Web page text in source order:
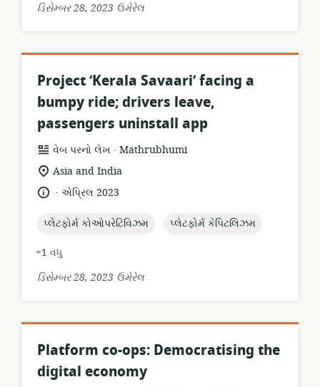
ડિસેમ્બર 28, 2023 ઉમેરેલ
Project ‘Kerala Savaari’ facing a
bumpy ride; drivers leave,
passengers uninstall app
સંસાધન
બંધારણ:
વેબ પરનો લેખ .
પ્રકાશક:
Mathrubhumi
સુસંગતતા
સ્થાન:
Asia and India
ભાષા:.
પ્રકાશન
એપ્રિલ 2023
topic:
પ્લેટફોર્મ કોઓપરેટિવિઝમ topic:
પ્લેટફોર્મ કેપિટલિઝમ
+1 વધુ
ડિસેમ્બર 28, 2023 ઉમેરેલ
Platform co-ops: Democratising the
digital economy